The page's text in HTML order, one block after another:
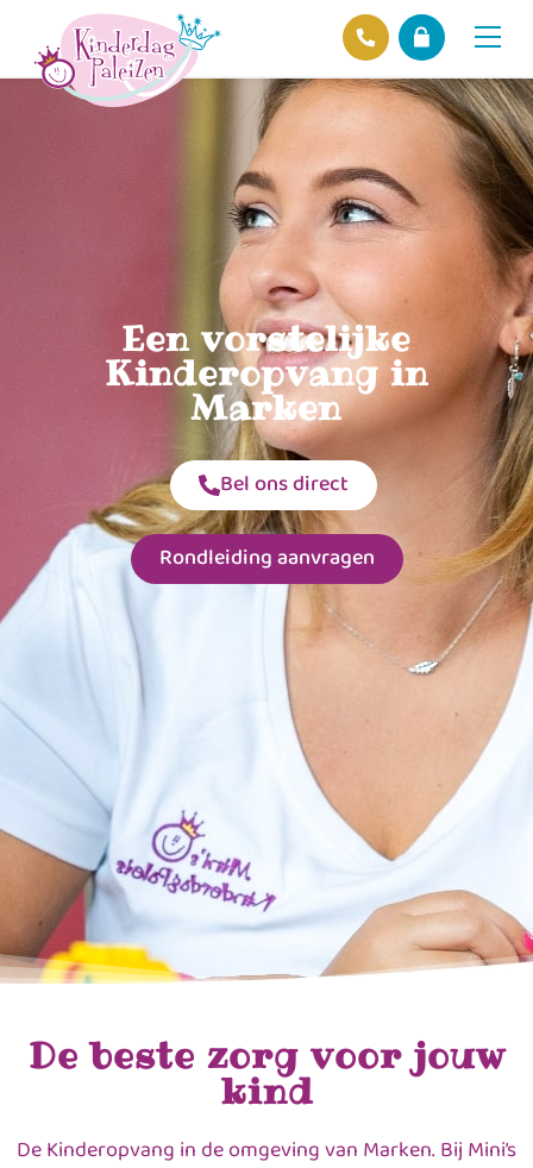
Een vorstelijke
Kinderopvang in
Marken
Bel ons direct
Rondleiding aanvragen
De beste zorg voor jouw
kind
De Kinderopvang in de omgeving van Marken. Bij Mini’s